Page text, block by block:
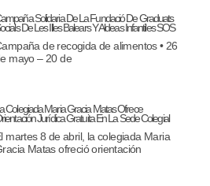
Solidaria De La Fundació De Graduats
De Les Illes Balears Y Aldeas Infantiles SOS
de recogida de alimentos • 26
mayo – 20 de
Colegiada Maria Gracia Matas Ofrece
Jurídica Gratuita En La Sede Colegial
martes 8 de abril, la colegiada Maria
Matas ofreció orientación